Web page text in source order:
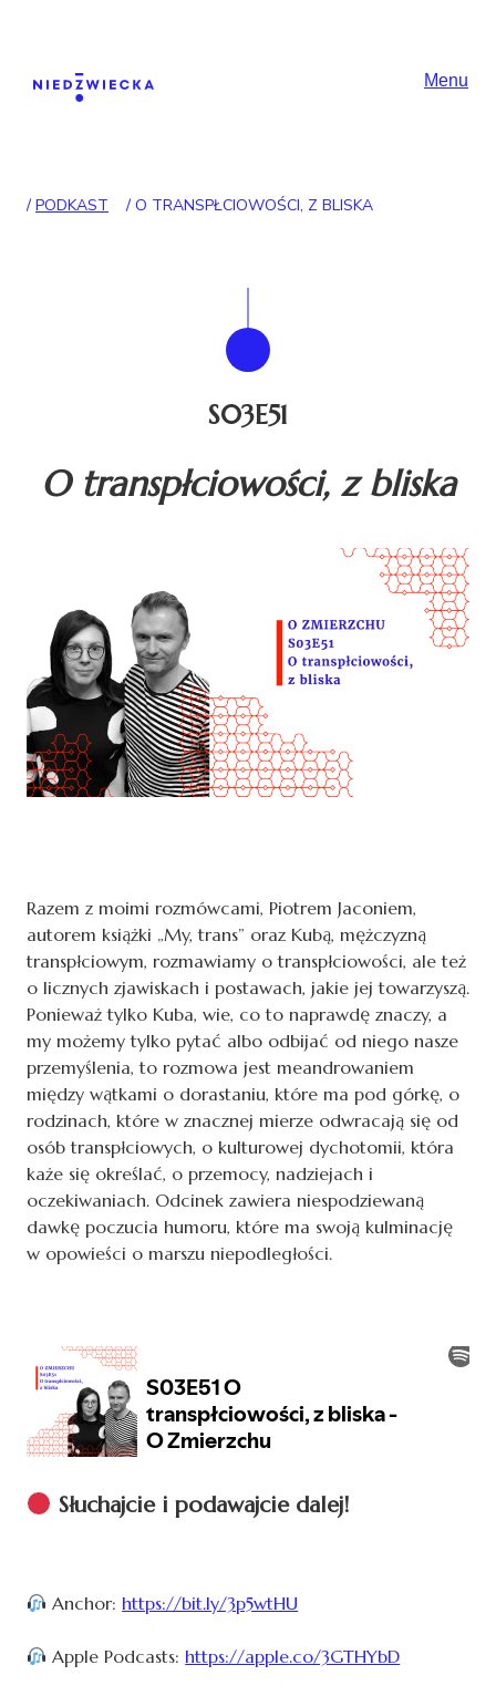
Główna Menu
/ PODKAST / O TRANSPŁCIOWOŚCI, Z BLISKA
O transpłciowości, z bliska
S03E51
Razem z moimi rozmówcami, Piotrem Jaconiem,
autorem książki „My, trans” oraz Kubą, mężczyzną
transpłciowym, rozmawiamy o transpłciowości, ale też
o licznych zjawiskach i postawach, jakie jej towarzyszą.
Ponieważ tylko Kuba, wie, co to naprawdę znaczy, a
my możemy tylko pytać albo odbijać od niego nasze
przemyślenia, to rozmowa jest meandrowaniem
między wątkami o dorastaniu, które ma pod górkę, o
rodzinach, które w znacznej mierze odwracają się od
osób transpłciowych, o kulturowej dychotomii, która
każe się określać, o przemocy, nadziejach i
oczekiwaniach. Odcinek zawiera niespodziewaną
dawkę poczucia humoru, które ma swoją kulminację
w opowieści o marszu niepodległości.
Słuchajcie i podawajcie dalej!
Anchor: https://bit.ly/3p5wtHU
Apple Podcasts: https://apple.co/3GTHYbD